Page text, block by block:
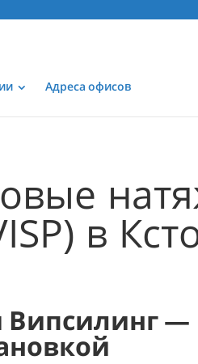
Адреса офисов
в
Випсилинг —